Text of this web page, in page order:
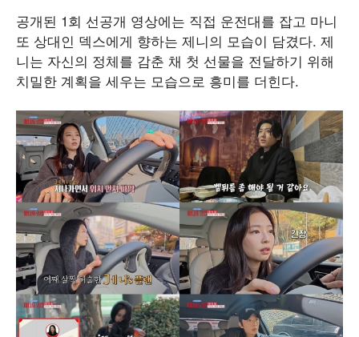
공개된 1회 선공개 영상에는 직접 운전대를 잡고 마니
또 상대인 덱스에게 향하는 제니의 모습이 담겼다. 제
니는 자신의 정체를 감춘 채 첫 선물을 전달하기 위해
치밀한 계획을 세우는 모습으로 흥미를 더힌다.